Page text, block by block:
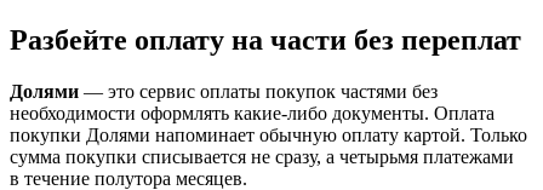
Разбейте оплату на части без переплат
Долями — это сервис оплаты покупок частями без
необходимости оформлять какие-либо документы. Оплата
покупки Долями напоминает обычную оплату картой. Только
сумма покупки списывается не сразу, а четырьмя платежами
в течение полутора месяцев.